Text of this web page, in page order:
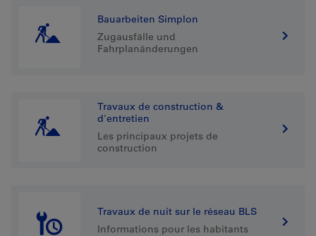
Bauarbeiten Simplon
Zugausfälle und
Fahrplanänderungen
Travaux de construction &
d'entretien
Les principaux projets de
construction
Travaux de nuit sur le réseau BLS
Informations pour les habitants